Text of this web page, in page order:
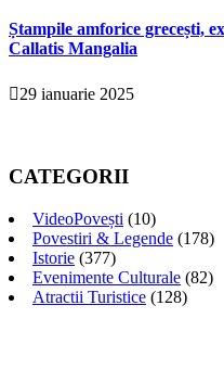
Ștampile amforice grecești,
Callatis Mangalia
29 ianuarie 2025
CATEGORII
VideoPovești (10)
Povestiri & Legende (178)
Istorie (377)
Evenimente Culturale (82)
Atractii Turistice (128)